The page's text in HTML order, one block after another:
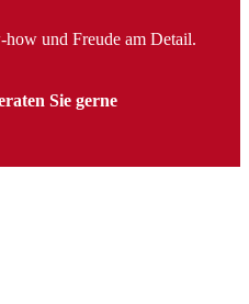
und Freude am Detail.
Sie gerne